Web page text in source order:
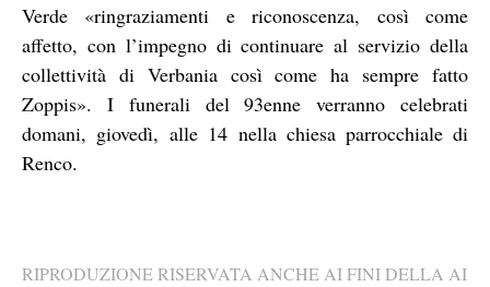
Verde «ringraziamenti e riconoscenza, così come
affetto, con l’impegno di continuare al servizio della
collettività di Verbania così come ha sempre fatto
Zoppis». I funerali del 93enne verranno celebrati
domani, giovedì, alle 14 nella chiesa parrocchiale di
Renco.
RIPRODUZIONE RISERVATA ANCHE AI FINI DELLA AI